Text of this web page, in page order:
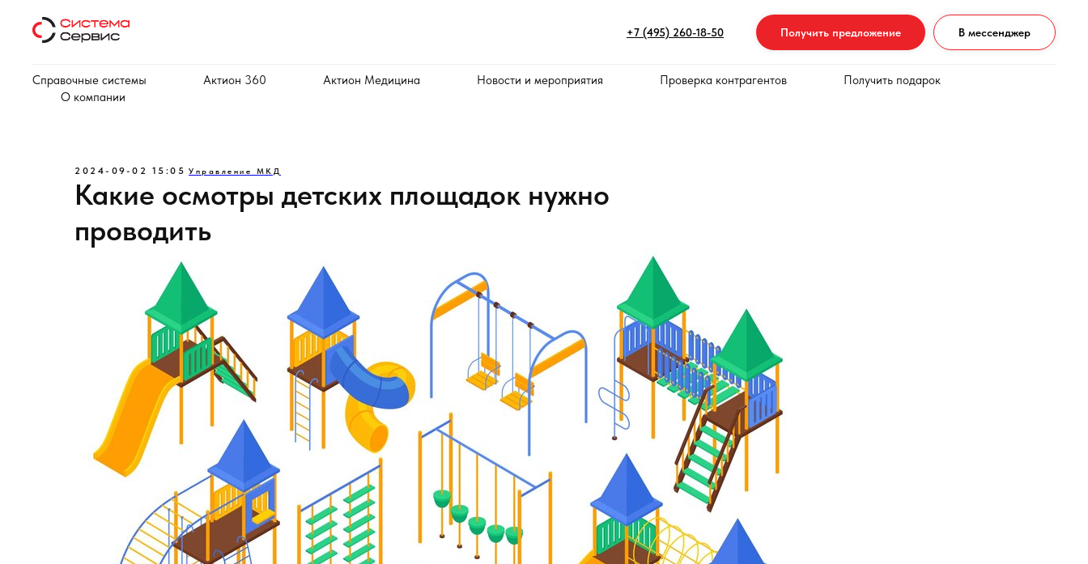
+7 (495) 260-18-50 Получить предложение В мессенджер
Справочные системы Актион 360 Актион Медицина Новости и мероприятия Проверка контрагентов
Получить подарок
О компании
2024-09-02 15:05 Управление МКД
Какие осмотры детских площадок нужно
проводить